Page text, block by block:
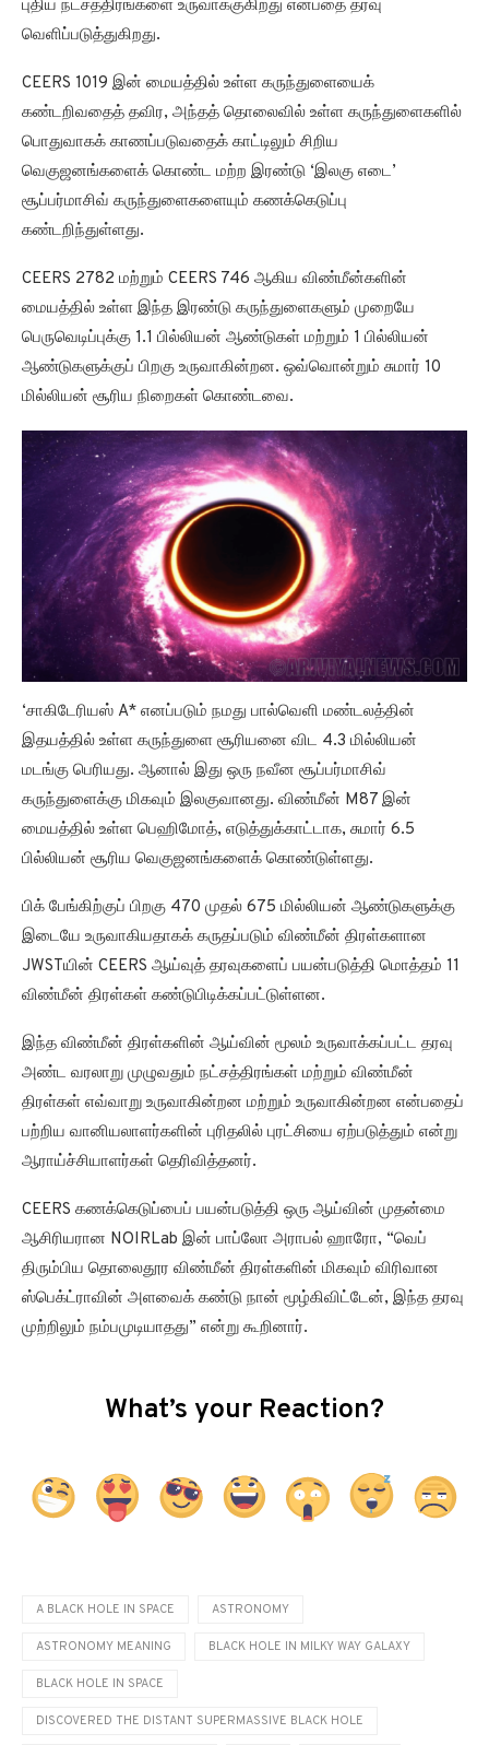
புதிய நட்சத்திரங்களை உருவாக்குகிறது என்பதை தரவு
வெளிப்படுத்துகிறது.
CEERS 1019 இன் மையத்தில் உள்ள கருந்துளையைக்
கண்டறிவதைத் தவிர, அந்தத் தொலைவில் உள்ள கருந்துளைகளில்
பொதுவாகக் காணப்படுவதைக் காட்டிலும் சிறிய
வெகுஜனங்களைக் கொண்ட மற்ற இரண்டு ‘இலகு எடை’
சூப்பர்மாசிவ் கருந்துளைகளையும் கணக்கெடுப்பு
கண்டறிந்துள்ளது.
CEERS 2782 மற்றும் CEERS 746 ஆகிய விண்மீன்களின்
மையத்தில் உள்ள இந்த இரண்டு கருந்துளைகளும் முறையே
பெருவெடிப்புக்கு 1.1 பில்லியன் ஆண்டுகள் மற்றும் 1 பில்லியன்
ஆண்டுகளுக்குப் பிறகு உருவாகின்றன. ஒவ்வொன்றும் சுமார் 10
மில்லியன் சூரிய நிறைகள் கொண்டவை.
‘சாகிடேரியஸ் A* எனப்படும் நமது பால்வெளி மண்டலத்தின்
இதயத்தில் உள்ள கருந்துளை சூரியனை விட 4.3 மில்லியன்
மடங்கு பெரியது. ஆனால் இது ஒரு நவீன சூப்பர்மாசிவ்
கருந்துளைக்கு மிகவும் இலகுவானது. விண்மீன் M87 இன்
மையத்தில் உள்ள பெஹிமோத், எடுத்துக்காட்டாக, சுமார் 6.5
பில்லியன் சூரிய வெகுஜனங்களைக் கொண்டுள்ளது.
பிக் பேங்கிற்குப் பிறகு 470 முதல் 675 மில்லியன் ஆண்டுகளுக்கு
இடையே உருவாகியதாகக் கருதப்படும் விண்மீன் திரள்களான
JWSTயின் CEERS ஆய்வுத் தரவுகளைப் பயன்படுத்தி மொத்தம் 11
விண்மீன் திரள்கள் கண்டுபிடிக்கப்பட்டுள்ளன.
இந்த விண்மீன் திரள்களின் ஆய்வின் மூலம் உருவாக்கப்பட்ட தரவு
அண்ட வரலாறு முழுவதும் நட்சத்திரங்கள் மற்றும் விண்மீன்
திரள்கள் எவ்வாறு உருவாகின்றன மற்றும் உருவாகின்றன என்பதைப்
பற்றிய வானியலாளர்களின் புரிதலில் புரட்சியை ஏற்படுத்தும் என்று
ஆராய்ச்சியாளர்கள் தெரிவித்தனர்.
CEERS கணக்கெடுப்பைப் பயன்படுத்தி ஒரு ஆய்வின் முதன்மை
ஆசிரியரான NOIRLab இன் பாப்லோ அராபல் ஹாரோ, “வெப்
திரும்பிய தொலைதூர விண்மீன் திரள்களின் மிகவும் விரிவான
ஸ்பெக்ட்ராவின் அளவைக் கண்டு நான் மூழ்கிவிட்டேன், இந்த தரவு
முற்றிலும் நம்பமுடியாதது” என்று கூறினார்.
What’s your Reaction?
A BLACK HOLE IN SPACE ASTRONOMY
ASTRONOMY MEANING BLACK HOLE IN MILKY WAY GALAXY
BLACK HOLE IN SPACE
DISCOVERED THE DISTANT SUPERMASSIVE BLACK HOLE